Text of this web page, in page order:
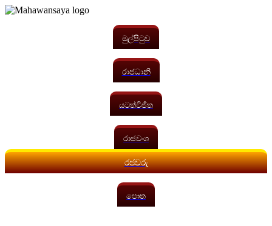
මුල්පිටුව
රාජධානි
යටත්විජිත
රාජවංශ
රජවරු
පොත